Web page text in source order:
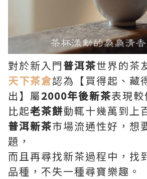
對於新入門普洱茶世界的茶
天下茶倉認為【買得起、藏
出】屬2000年後新茶表現較
比起老茶餅動輒十幾萬到上
普洱新茶市場流通性好，想
題，
而且再尋找新茶過程中，找
品種，不失一種尋寶樂趣。